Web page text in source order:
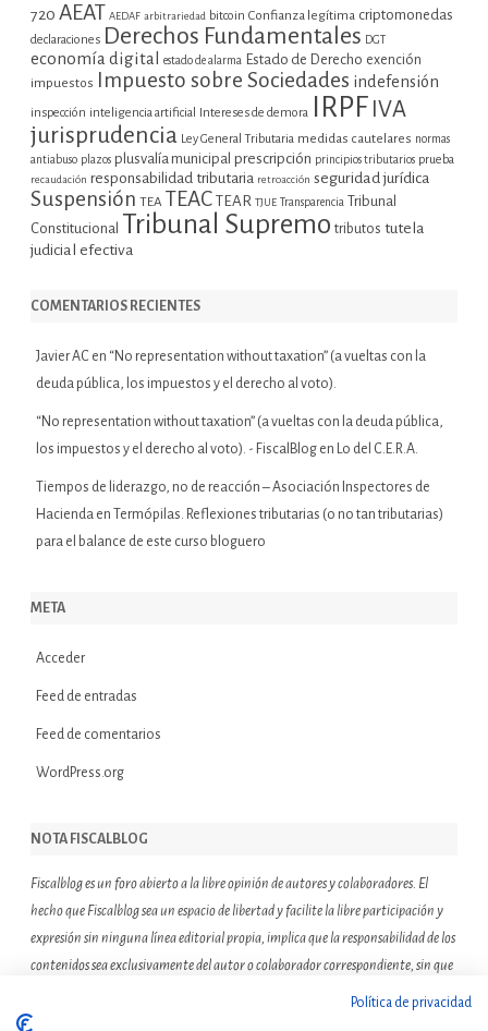
720 AEAT AEDAF arbitrariedad bitcoin Confianza legítima criptomonedas
declaraciones Derechos Fundamentales DGT
economía digital estado de alarma Estado de Derecho exención
impuestos Impuesto sobre Sociedades indefensión
inspección inteligencia artificial Intereses de demora IRPF IVA
jurisprudencia Ley General Tributaria medidas cautelares normas
antiabuso plazos plusvalía municipal prescripción principios tributarios prueba
recaudación responsabilidad tributaria retroacción seguridad jurídica
Suspensión TEA TEAC TEAR TJUE Transparencia Tribunal
Constitucional Tribunal Supremo tributos tutela
judicial efectiva
COMENTARIOS RECIENTES
Javier AC en “No representation without taxation” (a vueltas con la
deuda pública, los impuestos y el derecho al voto).
“No representation without taxation” (a vueltas con la deuda pública,
los impuestos y el derecho al voto). - FiscalBlog en Lo del C.E.R.A.
Tiempos de liderazgo, no de reacción – Asociación Inspectores de
Hacienda en
Termópilas. Reflexiones tributarias (o no tan tributarias)
para el balance de este curso bloguero
META
Acceder
Feed de entradas
Feed de comentarios
WordPress.org
NOTA FISCALBLOG
Fiscalblog es un foro abierto a la libre opinión de autores y colaboradores. El
hecho que Fiscalblog sea un espacio de libertad y facilite la libre participación y
expresión sin ninguna línea editorial propia, implica que la responsabilidad de los
contenidos sea exclusivamente del autor o colaborador correspondiente, sin que
ello suponga que el resto de miembros de la comunidad de Fiscalblog asuman o
compartan las reflexiones u opiniones expresadas.
Política de privacidad